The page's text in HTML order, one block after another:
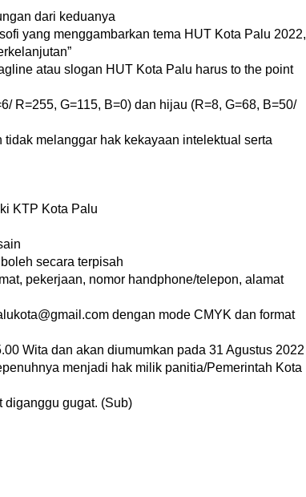
dari keduanya
yang menggambarkan tema HUT Kota Palu 2022,
atau slogan HUT Kota Palu harus to the point
R=255, G=115, B=0) dan hijau (R=8, G=68, B=50/
melanggar hak kekayaan intelektual serta
KTP Kota Palu
secara terpisah
pekerjaan, nomor handphone/telepon, alamat
dengan mode CMYK dan format
Wita dan akan diumumkan pada 31 Agustus 2022
menjadi hak milik panitia/Pemerintah Kota
diganggu gugat. (Sub)